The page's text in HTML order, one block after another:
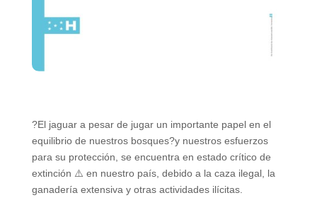
?El jaguar a pesar de jugar un importante papel en el
equilibrio de nuestros bosques?y nuestros esfuerzos
para su protección, se encuentra en estado crítico de
extinción ⚠️ en nuestro país, debido a la caza ilegal, la
ganadería extensiva y otras actividades ilícitas.